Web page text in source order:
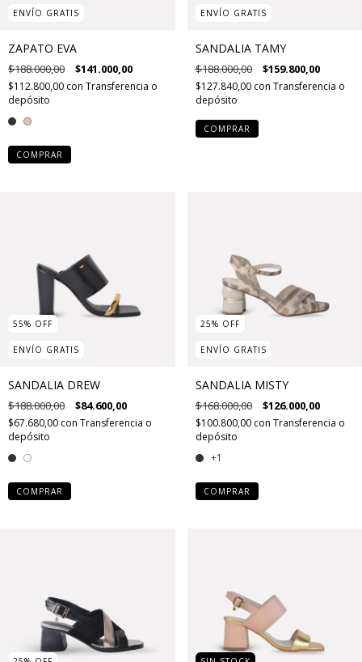
ENVÍO GRATIS
ZAPATO EVA
$188.000,00 $141.000,00
$112.800,00 con Transferencia o
depósito
COMPRAR
ENVÍO GRATIS
SANDALIA TAMY
$188.000,00 $159.800,00
$127.840,00 con Transferencia o
depósito
COMPRAR
55% OFF
ENVÍO GRATIS
SANDALIA DREW
$188.000,00 $84.600,00
$67.680,00 con Transferencia o
depósito
COMPRAR
25% OFF
ENVÍO GRATIS
SANDALIA MISTY
$168.000,00 $126.000,00
$100.800,00 con Transferencia o
depósito
+1
COMPRAR